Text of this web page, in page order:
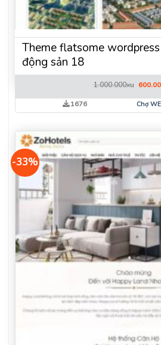
Theme flatsome
động sản 18
1.000.000xu Giá
là:
1676 Chợ
-33%